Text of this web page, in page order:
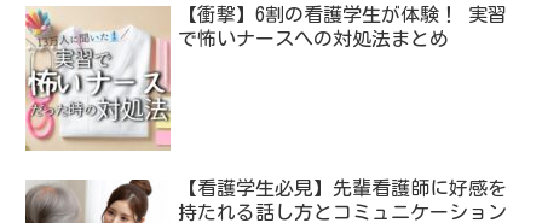
【衝撃】6割の看護学生が体験！ 実習
で怖いナースへの対処法まとめ
【看護学生必見】先輩看護師に好感を
持たれる話し方とコミュニケーション